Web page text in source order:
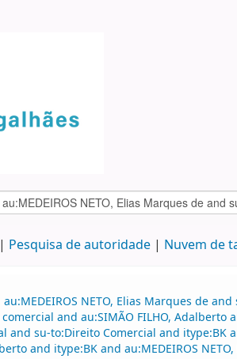
Pesquisa de autoridade Nuvem de
NETO, Elias Marques de
and au:SIMÃO FILHO, Adalberto
and su-to:Direito Comercial and
and itype:BK and au:MEDEIROS